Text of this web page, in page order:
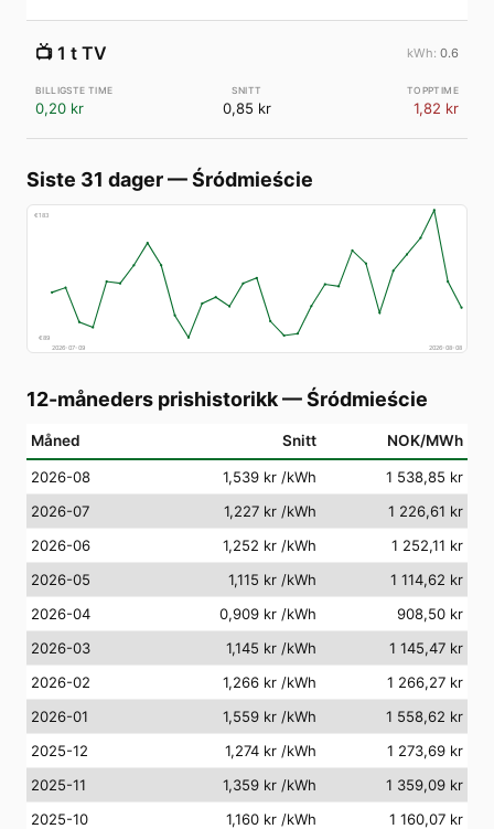
📺 1 t TV 0.6
0,20 kr 0,85 kr 1,82 kr
Siste 31 dager—Śródmieście
€183
€89
2026-07-09
2026-08-08
12-måneders prishistorikk—Śródmieście
Måned Snitt NOK/MWh
2026-08 1,539 kr /kWh
1 538,85 kr
2026-07
1,227 kr /kWh
1 226,61 kr
2026-06
1,252 kr /kWh
1 252,11 kr
2026-05
1,115 kr /kWh
1 114,62 kr
2026-04
0,909 kr /kWh
908,50 kr
2026-03
1,145 kr /kWh
1 145,47 kr
2026-02
1,266 kr /kWh
1 266,27 kr
2026-01
1,559 kr /kWh
1 558,62 kr
2025-12
1,274 kr /kWh
1 273,69 kr
2025-11
1,359 kr /kWh
1 359,09 kr
2025-10
1,160 kr /kWh
1 160,07 kr